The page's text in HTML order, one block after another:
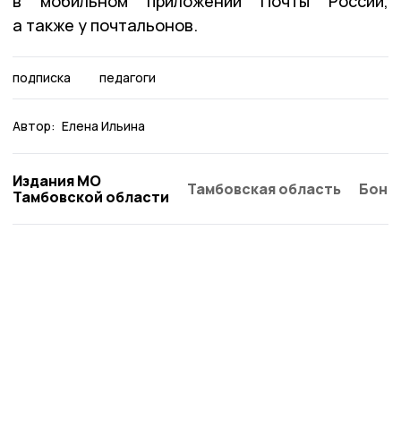
а также у почтальонов.
подписка педагоги
Автор: Елена Ильина
Издания МО
Тамбовской области
Тамбовская область